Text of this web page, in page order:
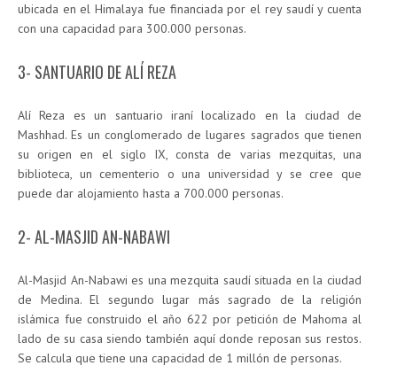
ubicada en el Himalaya fue financiada por el rey saudí y cuenta
con una capacidad para 300.000 personas.
3- SANTUARIO DE ALÍ REZA
Alí Reza es un santuario iraní localizado en la ciudad de
Mashhad. Es un conglomerado de lugares sagrados que tienen
su origen en el siglo IX, consta de varias mezquitas, una
biblioteca, un cementerio o una universidad y se cree que
puede dar alojamiento hasta a 700.000 personas.
2- AL-MASJID AN-NABAWI
Al-Masjid An-Nabawi es una mezquita saudí situada en la ciudad
de Medina. El segundo lugar más sagrado de la religión
islámica fue construido el año 622 por petición de Mahoma al
lado de su casa siendo también aquí donde reposan sus restos.
Se calcula que tiene una capacidad de 1 millón de personas.